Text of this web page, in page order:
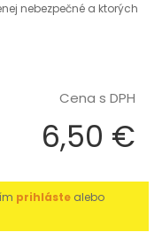
nebezpečné a ktorých
Cena s DPH
6,50 €
prihláste alebo